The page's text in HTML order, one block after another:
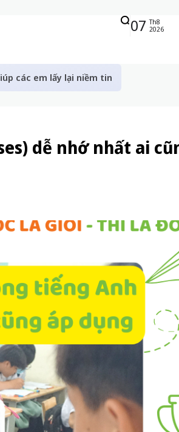
07 Th8
2026
các em lấy lại niềm tin
dễ nhớ nhất ai